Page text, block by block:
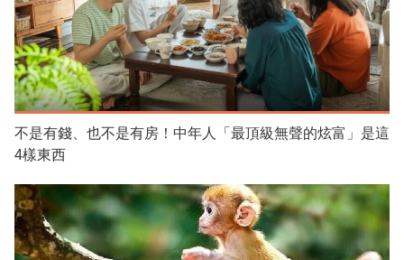
不是有錢、也不是有房！中年人「最頂級無聲的炫富」是這
4樣東西